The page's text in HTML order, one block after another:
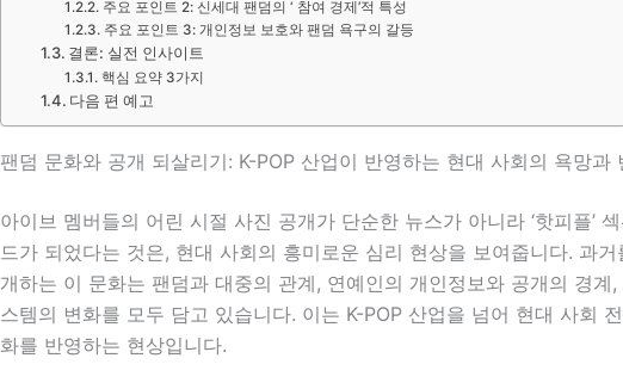
주요 포인트 2: 신세대 팬덤의 ‘ 참여 경제’적 특성
주요 포인트 3: 개인정보 보호와 팬덤 욕구의 갈등
결론: 실전 인사이트
핵심 요약 3가지
다음 편 예고
팬덤 문화와 공개 되살리기: K-POP 산업이 반영하는 현대 사회의 욕망과
아이브 멤버들의 어린 시절 사진 공개가 단순한 뉴스가 아니라 ‘핫피플’
드가 되었다는 것은, 현대 사회의 흥미로운 심리 현상을 보여줍니다. 과
개하는 이 문화는 팬덤과 대중의 관계, 연예인의 개인정보와 공개의 경계,
스템의 변화를 모두 담고 있습니다. 이는 K-POP 산업을 넘어 현대 사회
화를 반영하는 현상입니다.